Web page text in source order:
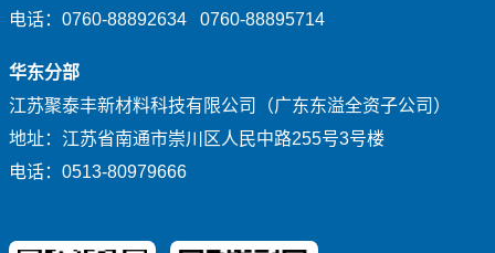
电话：0760-88892634 0760-88895714
华东分部
江苏聚泰丰新材料科技有限公司（广东东溢全资子公司）
地址：江苏省南通市崇川区人民中路255号3号楼
电话：0513-80979666